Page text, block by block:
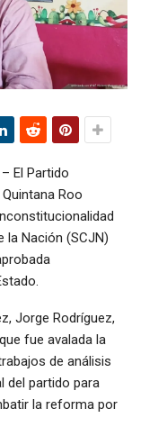
El Partido
Roo
la Nación (SCJN)
Jorge Rodríguez,
fue avalada la
de análisis
del partido para
la reforma por